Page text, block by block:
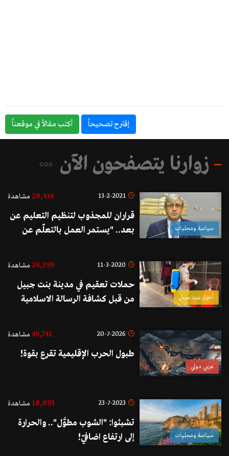
إقترح تصحيحاً أكتب مقالاً في موقعناً
زوارنا يتصفحون الآن
سياسة ومحليات
13-2-2021
28,434 مشاهدة
قراران للمجذوب لتنظيم التعليم عن
بعد.. "يستمر العمل بالتعلّم عن
المدمج"
أخبار بنت جبيل
11-3-2020
26,399 مشاهدة
حملات تعقيم في مدينة بنت جبيل
من قبل كشافة الرسالة الاسلامية
عربي دولي
20-7-2026
49,741 مشاهدة
طبول الحرب الإقليمية تقرع بقوة!
سياسة ومحليات
23-7-2023
18,893 مشاهدة
تشبثوا: "الشوب مطوَّل".. والحرارة
إلى ارتفاع اضافيّ!